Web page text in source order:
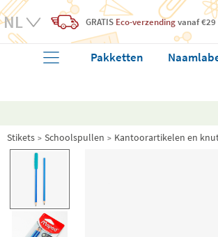
GRATIS Eco-verzendingvanaf €29
Pakketten
Stikets Schoolspullen Kantoorartikelen en